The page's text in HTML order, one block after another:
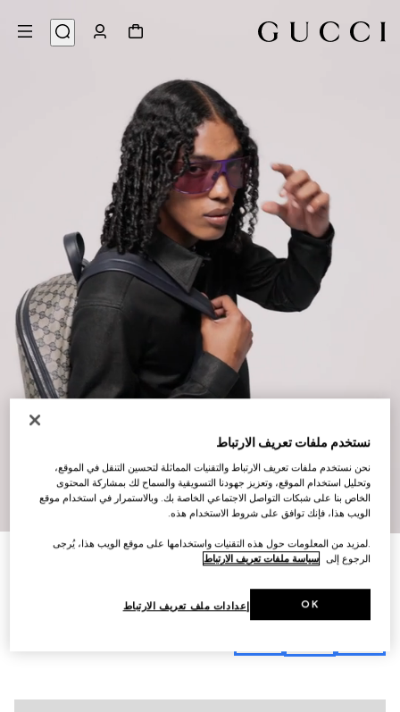
/
10
حقيبة ظهر متوسطة الحجم Gucci Essence Classic
كانفاس GG باللون الأزرق
نستخدم ملفات تعريف الارتباط
نحن نستخدم ملفات تعريف الارتباط والتقنيات المماثلة لتحسين التنقل في الموقع،
وتحليل استخدام الموقع، وتعزيز جهودنا التسويقية والسماح لك بمشاركة المحتوى
الخاص بنا على شبكات التواصل الاجتماعي الخاصة بك. وبالاستمرار في استخدام موقع
الويب هذا، فإنك توافق على شروط الاستخدام هذه.
.لمزيد من المعلومات حول هذه التقنيات واستخدامها على موقع الويب هذا، يُرجى
الرجوع إلى سياسة ملفات تعريف الارتباط
إعدادات ملف تعريف الارتباط OK